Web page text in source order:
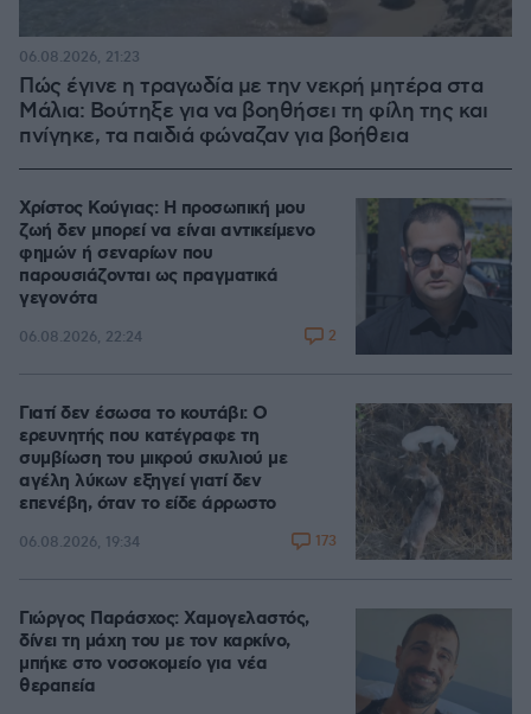
Πώς έγινε η τραγωδία με την νεκρή μητέρα στα
Μάλια: Βούτηξε για να βοηθήσει τη φίλη της και
πνίγηκε, τα παιδιά φώναζαν για βοήθεια
06.08.2026, 21:23
Χρίστος Κούγιας: Η προσωπική μου
ζωή δεν μπορεί να είναι αντικείμενο
φημών ή σεναρίων που
παρουσιάζονται ως πραγματικά
γεγονότα
06.08.2026, 22:24 2
Γιατί δεν έσωσα το κουτάβι: Ο
ερευνητής που κατέγραφε τη
συμβίωση του μικρού σκυλιού με
αγέλη λύκων εξηγεί γιατί δεν
επενέβη, όταν το είδε άρρωστο
06.08.2026, 19:34 173
Γιώργος Παράσχος: Χαμογελαστός,
δίνει τη μάχη του με τον καρκίνο,
μπήκε στο νοσοκομείο για νέα
θεραπεία